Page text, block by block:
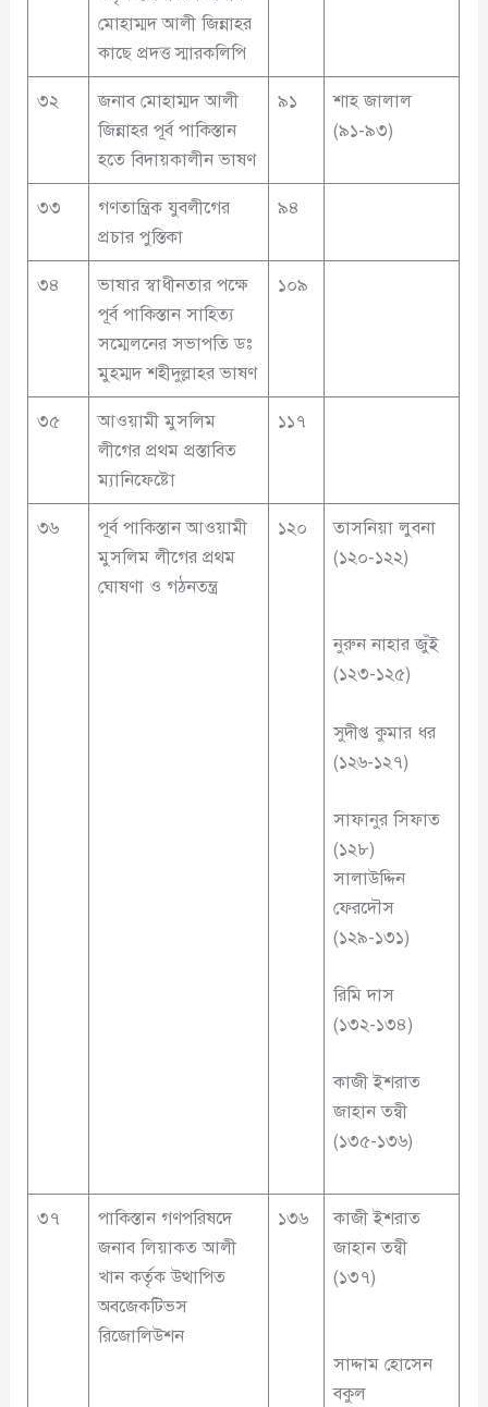
মোহাম্মদ আলী জিন্নাহর
কাছে প্রদত্ত স্মারকলিপি
৩২
জনাব মোহাম্মদ আলী
জিন্নাহর পূর্ব পাকিস্তান
হতে বিদায়কালীন ভাষণ
৯১
শাহ জালাল
(৯১-৯৩)
৩৩
গণতান্ত্রিক যুবলীগের
প্রচার পুস্তিকা
৯৪
৩৪
ভাষার স্বাধীনতার পক্ষে
পূর্ব পাকিস্তান সাহিত্য
সম্মেলনের সভাপতি ডঃ
মুহম্মদ শহীদুল্লাহর ভাষণ
১০৯
৩৫
আওয়ামী মুসলিম
লীগের প্রথম প্রস্তাবিত
ম্যানিফেষ্টো
১১৭
৩৬
পূর্ব পাকিস্তান আওয়ামী
মুসলিম লীগের প্রথম
ঘোষণা ও গঠনতন্ত্র
১২০
তাসনিয়া লুবনা
(১২০-১২২)
নুরুন নাহার জুঁই
(১২৩-১২৫)
সুদীপ্ত কুমার ধর
(১২৬-১২৭)
সাফানুর সিফাত
(১২৮)
সালাউদ্দিন
ফেরদৌস
(১২৯-১৩১)
রিমি দাস
(১৩২-১৩৪)
কাজী ইশরাত
জাহান তন্বী
(১৩৫-১৩৬)
৩৭
পাকিস্তান গণপরিষদে
জনাব লিয়াকত আলী
খান কর্তৃক উত্থাপিত
অবজেকটিভস
রিজোলিউশন
১৩৬
কাজী ইশরাত
জাহান তন্বী
(১৩৭)
সাদ্দাম হোসেন
বকুল